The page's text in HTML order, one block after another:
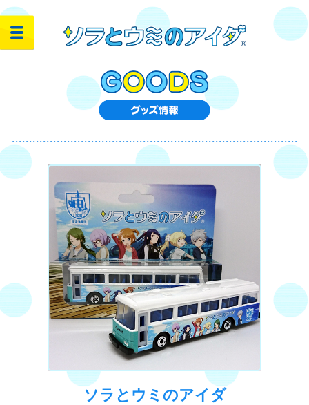
ソラとウミのアイダ